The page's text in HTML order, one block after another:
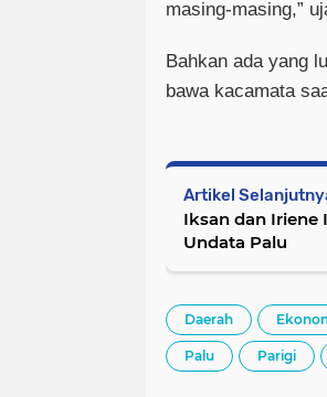
masing-masing,”
Bahkan ada yang
bawa kacamata
Artikel
Iksan dan Iriene
Undata Palu
Daerah
Palu Parigi